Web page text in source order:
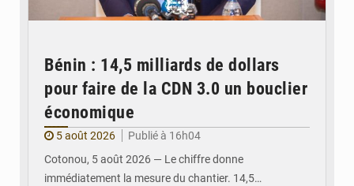
Bénin : 14,5 milliards de dollars
pour faire de la CDN 3.0 un bouclier
économique
5 août 2026
Publié à 16h04
Cotonou, 5 août 2026 — Le chiffre donne
immédiatement la mesure du chantier. 14,5…